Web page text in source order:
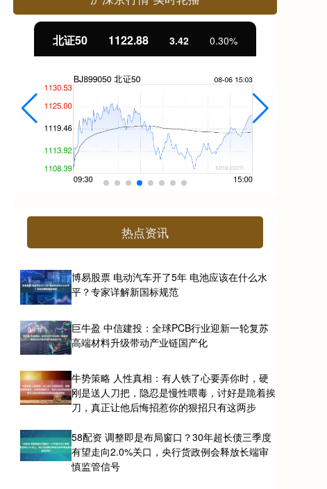
北证50 1122.88 3.42 0.30%
热点资讯
博易股票 电动汽车开了5年 电池应该在什么水
平？专家详解新国标规范
巨牛盈 中信建投：全球PCB行业迎新一轮复苏
高端材料升级带动产业链国产化
牛势策略 人性真相：有人铁了心要弄你时，硬
刚是送人刀把，隐忍是慢性喂毒，讨好是跪着挨
刀，真正让他后悔招惹你的狠招只有这两步
58配资 调整即是布局窗口？30年超长债三季度
有望走向2.0%关口，央行货政例会释放长端审
慎监管信号